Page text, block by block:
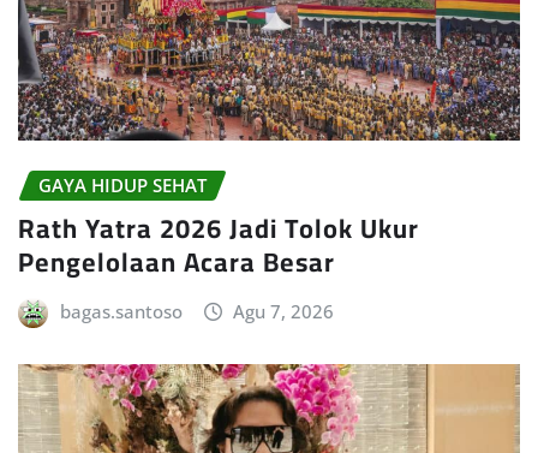
GAYA HIDUP SEHAT
Rath Yatra 2026 Jadi Tolok Ukur
Pengelolaan Acara Besar
bagas.santoso Agu 7, 2026